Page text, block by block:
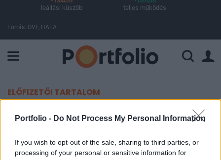
Portfolio - Do Not Process My Personal Information
If you wish to opt-out of the sale, sharing to third parties, or
processing of your personal or sensitive information for
leállási küszöb
teljes működés
Forrás: OVF, HAEA
ELŐFIZETŐI TARTALOM
7 milliárdot ad a kormány egy
beruházáshoz